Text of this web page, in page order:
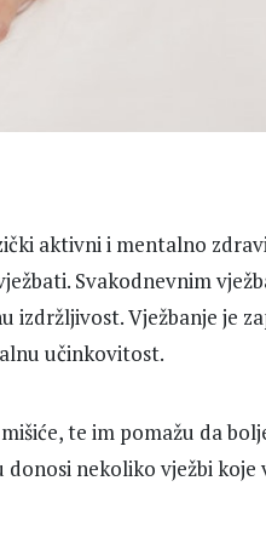
aktivni i mentalno
Svakodnevnim
izdržljivost. Vježbanje je
učinkovitost.
te im pomažu da
nekoliko vježbi koje